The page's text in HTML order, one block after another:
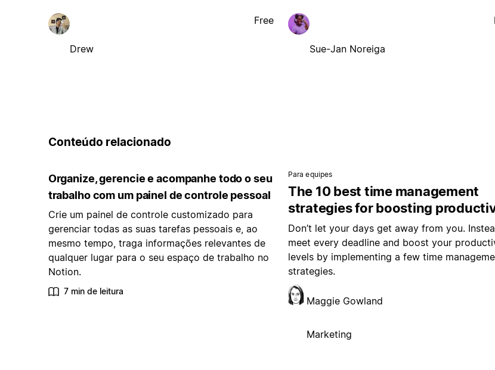
Drew
Free
Sue-Jan Noreiga
Conteúdo relacionado
Organize, gerencie e acompanhe todo o seu
trabalho com um painel de controle pessoal
Crie um painel de controle customizado para
gerenciar todas as suas tarefas pessoais e, ao
mesmo tempo, traga informações relevantes de
qualquer lugar para o seu espaço de trabalho no
Notion.
7 min de leitura
Para equipes
The 10 best time management
strategies for boosting
Don’t let your days get away from you.
meet every deadline and boost your
levels by implementing a few time
strategies.
Maggie Gowland
Marketing